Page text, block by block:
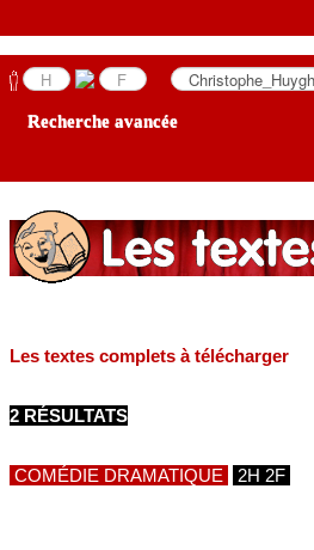
LES ANNONCES
Recherche avancée
Les textes complets à télécharger
2 RÉSULTATS
COMÉDIE DRAMATIQUE 2H 2F